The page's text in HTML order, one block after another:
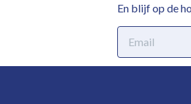
En blijf op de
E-
mailadres